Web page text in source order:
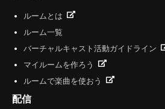
ルームとは
ルーム一覧
バーチャルキャスト活動ガイドライン
マイルームを作ろう
ルームで楽曲を使おう
配信